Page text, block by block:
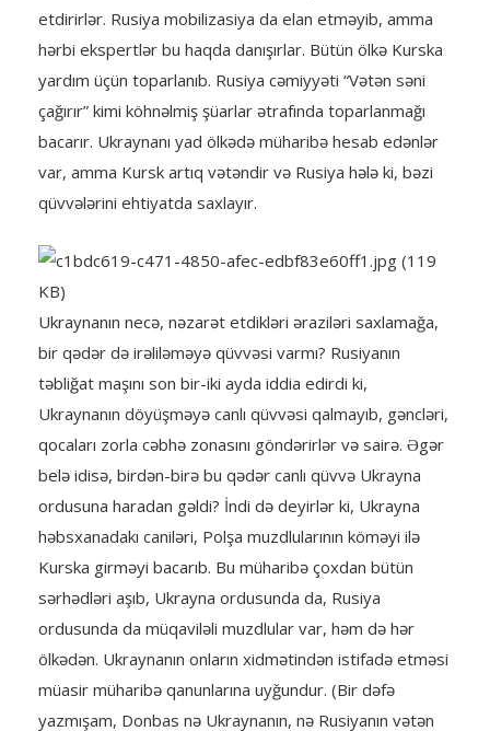
etdirirlər. Rusiya mobilizasiya da elan etməyib, amma
hərbi ekspertlər bu haqda danışırlar. Bütün ölkə Kurska
yardım üçün toparlanıb. Rusiya cəmiyyəti “Vətən səni
çağırır” kimi köhnəlmiş şüarlar ətrafında toparlanmağı
bacarır. Ukraynanı yad ölkədə müharibə hesab edənlər
var, amma Kursk artıq vətəndir və Rusiya hələ ki, bəzi
qüvvələrini ehtiyatda saxlayır.
Ukraynanın necə, nəzarət etdikləri əraziləri saxlamağa,
bir qədər də irəliləməyə qüvvəsi varmı? Rusiyanın
təbliğat maşını son bir-iki ayda iddia edirdi ki,
Ukraynanın döyüşməyə canlı qüvvəsi qalmayıb, gəncləri,
qocaları zorla cəbhə zonasını göndərirlər və sairə. Əgər
belə idisə, birdən-birə bu qədər canlı qüvvə Ukrayna
ordusuna haradan gəldi? İndi də deyirlər ki, Ukrayna
həbsxanadakı caniləri, Polşa muzdlularının köməyi ilə
Kurska girməyi bacarıb. Bu müharibə çoxdan bütün
sərhədləri aşıb, Ukrayna ordusunda da, Rusiya
ordusunda da müqaviləli muzdlular var, həm də hər
ölkədən. Ukraynanın onların xidmətindən istifadə etməsi
müasir müharibə qanunlarına uyğundur. (Bir dəfə
yazmışam, Donbas nə Ukraynanın, nə Rusiyanın vətən